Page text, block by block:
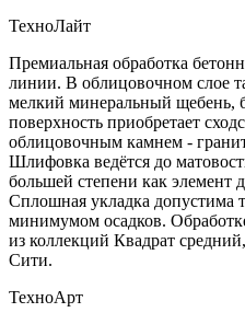
ТехноЛайт
Премиальная обработка
линии. В облицовочном слое
мелкий минеральный щебень,
поверхность приобретает
облицовочным камнем -
Шлифовка ведётся до
большей степени как элемент
Сплошная укладка допустима
минимумом осадков.
из коллекций Квадрат
Сити.
ТехноАрт